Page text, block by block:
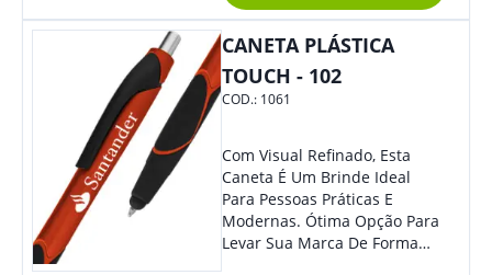
CANETA PLÁSTICA
TOUCH - 102
COD.: 1061
Com Visual Refinado, Esta
Caneta É Um Brinde Ideal
Para Pessoas Práticas E
Modernas. Ótima Opção Para
Levar Sua Marca De Forma